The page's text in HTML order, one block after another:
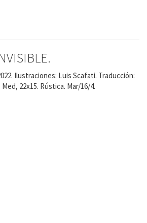
Ilustraciones: Luis Scafati. Traducción:
22x15. Rústica. Mar/16/4.